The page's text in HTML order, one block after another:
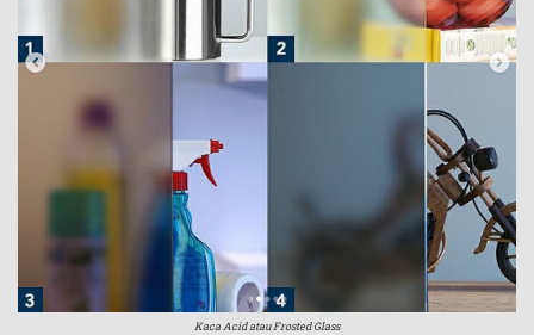
Kaca Acid atau Frosted Glass